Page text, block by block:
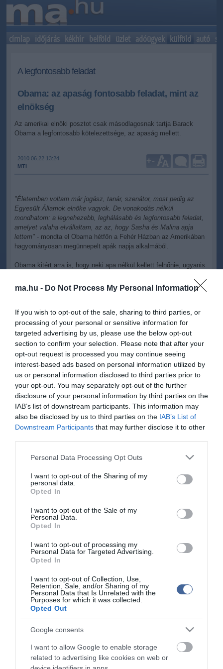
ma.hu - Do Not Process My Personal Information
If you wish to opt-out of the sale, sharing to third parties, or
processing of your personal or sensitive information for
targeted advertising by us, please use the below opt-out
section to confirm your selection. Please note that after your
opt-out request is processed you may continue seeing
interest-based ads based on personal information utilized by
us or personal information disclosed to third parties prior to
your opt-out. You may separately opt-out of the further
disclosure of your personal information by third parties on the
IAB’s list of downstream participants. This information may
also be disclosed by us to third parties on the IAB’s List of
Downstream Participants that may further disclose it to other
Please note that this website/app uses one or more Google
not limited to your visit or usage behaviour. You may click to
grant or deny consent to Google and its third-party tags to
use your data for below specified purposes in below Google
consent section.
Personal Data Processing Opt Outs
I want to opt-out of the Sharing of my
personal data.
Opted In
I want to opt-out of the Sale of my
Personal Data.
Opted In
I want to opt-out of processing my
Personal Data for Targeted Advertising.
Opted In
I want to opt-out of Collection, Use,
Retention, Sale, and/or Sharing of my
Personal Data that Is Unrelated with the
Purposes for which it was collected.
Opted Out
Google consents
I want to allow Google to enable storage
related to advertising like cookies on web or
címlap időjárás kékhír belföld üzlet adóügyek külföld autó
A legfontosabb feladat
Obama: az apaság fontosabb feladat, mint az
elnökség
Az amerikai elnöki posztot csak másodlagosnak tartja Barack
Obama a legfontosabb kötelezettsége, az apaság mellett.
2010.06.22 13:24
MTI
+-
"Életemben voltam már jogász, tanár, szenátor, most pedig az
Egyesült Államok elnöke vagyok. De vonakodás nélkül
mondhatom: a legnehezebb, leghálásabb és legfontosabb feladat,
amelyet valaha elvállaltam, az az, hogy Sasha és Malina apja
lettem" - mondta el Obama hétfőn a Fehér Házban az Amerikában
hagyományosan megünnepelt apák napja alkalmából.
Obama kitért arra is, hogy neki apa nélkül kellett felnőnie, ugyanis
Kenyába.
"Mindent meg akarok tenni, hogy megadjam a
lányaimnak mindazt, ami nekem nem adatott meg" - tette hozzá az
Kapcsolódó írások:
A világ legismertebb politikai foglyának a születésnapját ünneplik
Ahmadinezsád: Obama beavatkozik az iráni belügyekbe
tükrözik. A szerkesztőség mindössze a hírek publikációjával foglalkozik, a
tartalmazzák.
tartásával kommenteljenek!
ma.hu legfrissebb hírei:
A Miniszterelnökség felmondta a Lounge Eventtel kötött
Megérkezett az eső a Duna vízgyűjtőjére
Vizes Eb - Megvan az első magyar arany, a nyíltvízi úszó
Betlehem Dávid nyerte a kieséses versenyt
Tarr Zoltán: folyik a vizsgálat és átvilágítás a közmédiánál
Nagy erőkkel keresik a szomjazó gólyát megmentő
Árpádot
Magyar Péter: átfogó energiafejlesztési tervet fogadott el a